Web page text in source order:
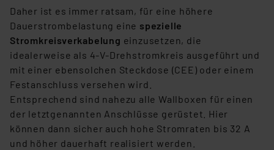
angezeigt wird.
„Einige Drittanbieter verarbeiten personenbezogene
Daten in den USA. Ihre Einwilligung zur Einbindung von
Cookies dieser Drittanbieter umfasst daher ggf. auch
die Verarbeitung Ihrer Daten in den USA gemäß Art. 49
(1) lit. a DSGVO. Nähere Infos zu diesen Drittanbietern
und zu der jeweiligen Datenübermittlung erhalten Sie in
der Datenschutzerklärung. Für die USA besteht kein
Angemessenheitsbeschluss der EU. Dies bedeutet,
Daher ist es immer ratsam, für eine höhere
Dauerstrombelastung eine spezielle
Stromkreisverkabelung einzusetzen, die
idealerweise als 4-V-Drehstromkreis ausgeführt und
mit einer ebensolchen Steckdose (CEE) oder einem
Festanschluss versehen wird.
Entsprechend sind nahezu alle Wallboxen für einen
der letztgenannten Anschlüsse gerüstet. Hier
können dann sicher auch hohe Stromraten bis 32 A
und höher dauerhaft realisiert werden.